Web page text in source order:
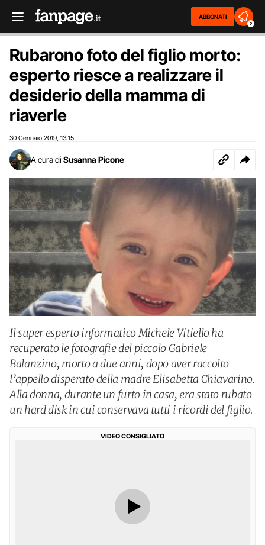
ABBONATI
2
Rubarono foto del figlio morto:
esperto riesce a realizzare il
desiderio della mamma di
riaverle
30 Gennaio 2019 13:15
A cura di Susanna Picone
Il super esperto informatico Michele Vitiello ha
recuperato le fotografie del piccolo Gabriele
Balanzino, morto a due anni, dopo aver raccolto
l’appello disperato della madre Elisabetta Chiavarino.
Alla donna, durante un furto in casa, era stato rubato
un hard disk in cui conservava tutti i ricordi del figlio.
VIDEO CONSIGLIATO